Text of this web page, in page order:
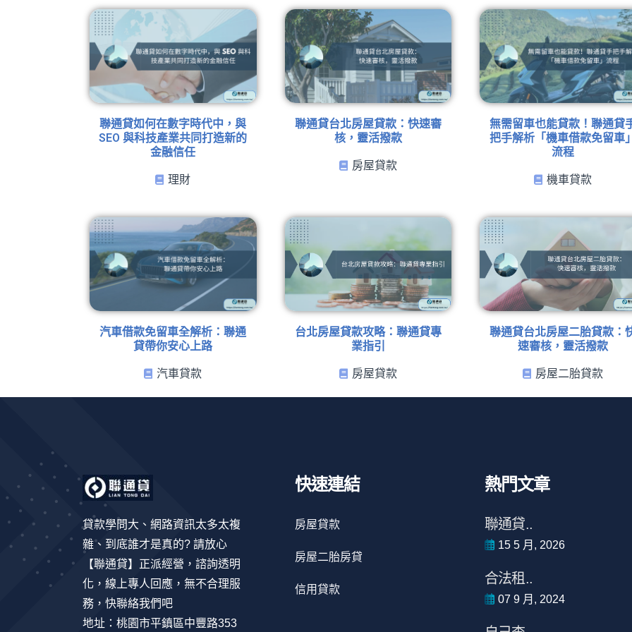
聯通貸如何在數字時代中，與
SEO 與科技產業共同打造新的
金融信任
理財
聯通貸台北房屋貸款：快速審
核，靈活撥款
房屋貸款
無需留車也能貸款！聯通貸
把手解析「機車借款免留車
流程
機車貸款
汽車借款免留車全解析：聯通
貸帶你安心上路
汽車貸款
台北房屋貸款攻略：聯通貸專
業指引
房屋貸款
聯通貸台北房屋二胎貸款：
速審核，靈活撥款
房屋二胎貸款
貸款學問大、網路資訊太多太複
雜、到底誰才是真的? 請放心
【聯通貸】正派經營，諮詢透明
化，線上專人回應，無不合理服
務，快聯絡我們吧
地址：桃園市平鎮區中豐路353
快速連結
房屋貸款
房屋二胎房貸
信用貸款
熱門文章
聯通貸..
15 5 月, 2026
合法租..
07 9 月, 2024